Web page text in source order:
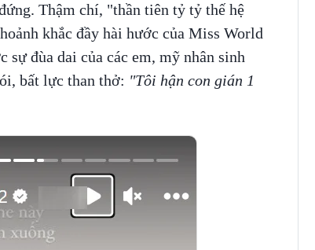
Thậm chí, "thần tiên tỷ tỷ thế hệ
khắc đầy hài hước của Miss World
sự đùa dai của các em, mỹ nhân sinh
bất lực than thở: "Tôi hận con gián 1